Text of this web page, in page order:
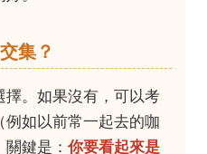
集？
。如果沒有，可以考
如以前常一起去的咖
鍵是： 你要看起來是